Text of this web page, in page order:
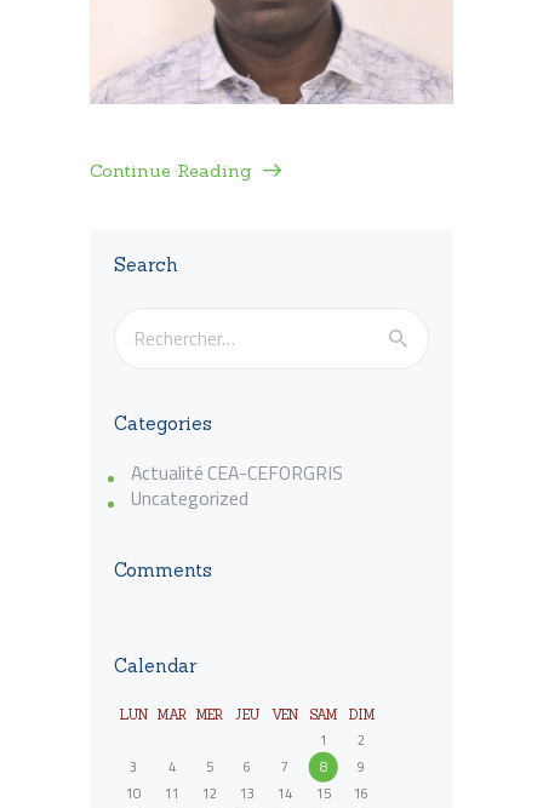
Continue Reading
Search
Rechercher :
Categories
Actualité CEA-CEFORGRIS
Uncategorized
Comments
Calendar
LUN MAR MER JEU VEN SAM DIM
1
2
3
4 5 6 7 8
9
10
11 12 13 14 15
16